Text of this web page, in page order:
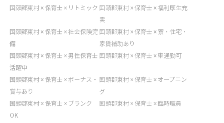
国頭郡東村 × 保育士 × リトミック 国頭郡東村 × 保育士 × 福利厚生充
実
国頭郡東村 × 保育士 × 社会保険完
備
国頭郡東村 × 保育士 × 寮・住宅・
家賃補助あり
国頭郡東村 × 保育士 × 男性保育士
活躍中
国頭郡東村 × 保育士 × 車通勤可
国頭郡東村 × 保育士 × ボーナス・
賞与あり
国頭郡東村 × 保育士 × オープニン
グ
国頭郡東村 × 保育士 × ブランク
OK
国頭郡東村 × 保育士 × 臨時職員